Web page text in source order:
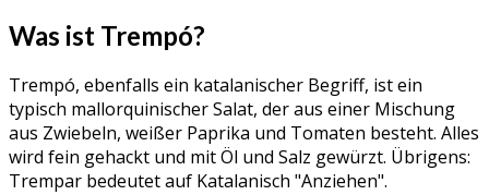
Was ist Trempó?
Trempó, ebenfalls ein katalanischer Begriff, ist ein
typisch mallorquinischer Salat, der aus einer Mischung
aus Zwiebeln, weißer Paprika und Tomaten besteht. Alles
wird fein gehackt und mit Öl und Salz gewürzt. Übrigens:
Trempar bedeutet auf Katalanisch "Anziehen".